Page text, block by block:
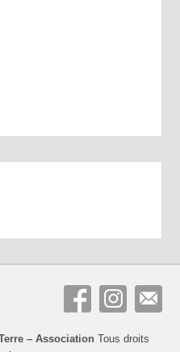
– Association Tous droits